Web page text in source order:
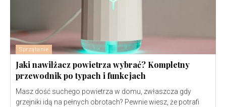
Sprzątanie
Jaki nawilżacz powietrza wybrać? Kompletny
przewodnik po typach i funkcjach
Masz dość suchego powietrza w domu, zwłaszcza gdy
grzejniki idą na pełnych obrotach? Pewnie wiesz, że potrafi